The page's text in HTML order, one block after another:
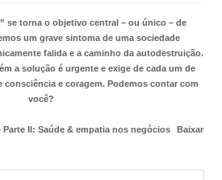
se torna o objetivo central – ou único – de
um grave sintoma de uma sociedade
falida e a caminho da autodestruição.
a solução é urgente e exige de cada um de
consciência e coragem. Podemos contar com
você?
II: Saúde & empatia nos negócios Baixar